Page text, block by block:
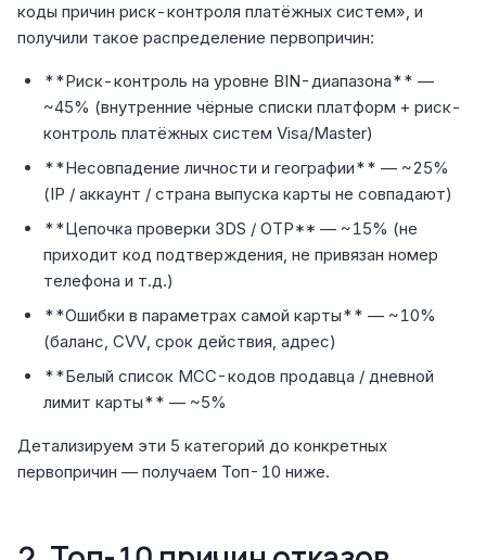
коды причин риск-контроля платёжных систем», и
получили такое распределение первопричин:
**Риск-контроль на уровне BIN-диапазона** —
~45% (внутренние чёрные списки платформ + риск-
контроль платёжных систем Visa/Master)
**Несовпадение личности и географии** — ~25%
(IP / аккаунт / страна выпуска карты не совпадают)
**Цепочка проверки 3DS / OTP** — ~15% (не
приходит код подтверждения, не привязан номер
телефона и т.д.)
**Ошибки в параметрах самой карты** — ~10%
(баланс, CVV, срок действия, адрес)
**Белый список MCC-кодов продавца / дневной
лимит карты** — ~5%
Детализируем эти 5 категорий до конкретных
первопричин — получаем Топ-10 ниже.